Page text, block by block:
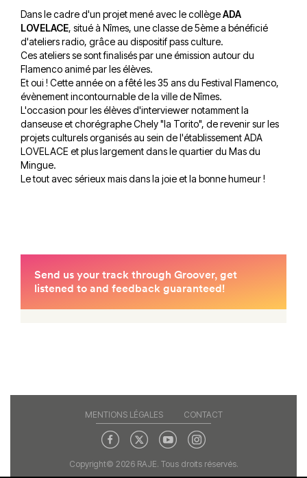
Dans le cadre d'un projet mené avec le collègeADA
LOVELACE, situé à Nîmes, une classe de 5ème a bénéficié
d'ateliers radio, grâce au dispositif pass culture.
Ces ateliers se sont finalisés par une émission autour du
Flamenco animé par les élèves.
Et oui ! Cette année on a fêté les 35 ans du Festival Flamenco,
évènement incontournable de la ville de Nîmes.
L'occasion pour les élèves d'interviewer notamment la
danseuse et chorégraphe Chely "la Torito", de revenir sur les
projets culturels organisés au sein de l'établissement ADA
LOVELACE et plus largement dans le quartier du Mas du
Mingue.
Le tout avec sérieux mais dans la joie et la bonne humeur !
MENTIONS LÉGALES CONTACT
Copyright© 2026 RAJE. Tous droits réservés.